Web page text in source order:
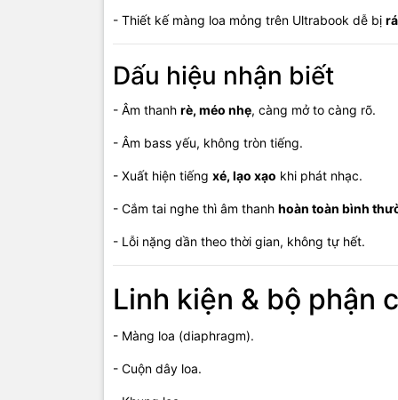
- Thiết kế màng loa mỏng trên Ultrabook dễ bị
Dấu hiệu nhận biết
- Âm thanh rè, méo nhẹ, càng mở to càng rõ.
- Âm bass yếu, không tròn tiếng.
- Xuất hiện tiếng xé, lạo xạo khi phát nhạc.
- Cắm tai nghe thì âm thanh hoàn toàn bình
- Lỗi nặng dần theo thời gian, không tự hết.
Linh kiện & bộ phận
- Màng loa (diaphragm).
- Cuộn dây loa.
🔧 Kiểm tra
🔧 Thay
Loa thay
Không
Báo giá rõ
Uy tín –